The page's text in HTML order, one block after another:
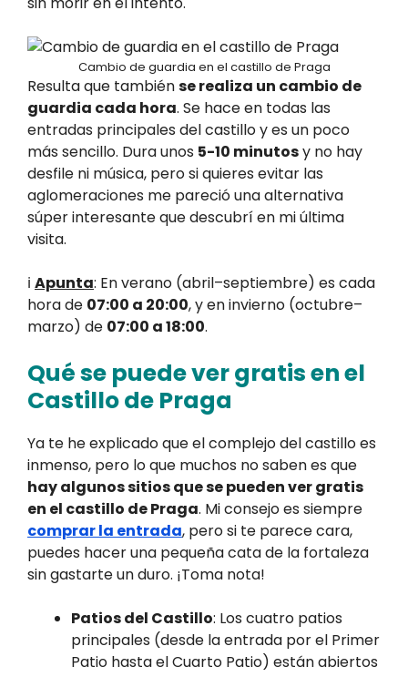
Cambio de guardia en el castillo de Praga
Resulta que tambiénse realiza un cambio de
guardia cada hora. Se hace en todas las
entradas principales del castillo y es un poco
más sencillo. Dura unos 5-10 minutosy no hay
desfile ni música, pero si quieres evitar las
aglomeraciones me pareció una alternativa
súper interesante que descubrí en mi última
visita.
ℹ️ Apunta: En verano (abril–septiembre) es cada
hora de 07:00 a 20:00, y en invierno (octubre–
marzo) de 07:00 a 18:00.
Qué se puede ver gratis en el
Castillo de Praga
Ya te he explicado que el complejo del castillo es
inmenso, pero lo que muchos no saben es que
hay algunos sitios que se pueden ver gratis
en el castillo de Praga. Mi consejo es siempre
comprar la entrada, pero si te parece cara,
puedes hacer una pequeña cata de la fortaleza
sin gastarte un duro. ¡Toma nota!
Patios del Castillo: Los cuatro patios
principales (desde la entrada por el Primer
Patio hasta el Cuarto Patio) están abiertos